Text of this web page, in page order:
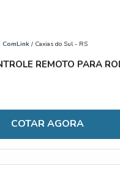
ComLink/ Caxias do Sul - RS
REMOTO PARA
COTAR AGORA